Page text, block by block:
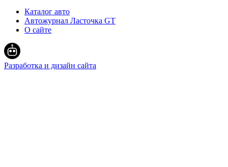
Каталог авто
Автожурнал Ласточка GT
О сайте
Разработка и дизайн сайта